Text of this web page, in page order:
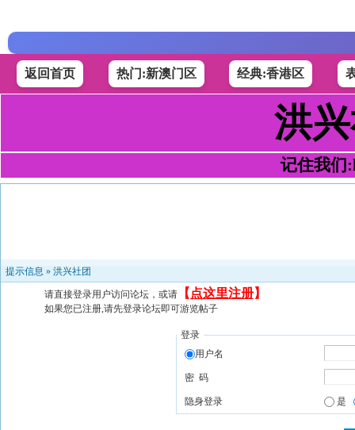
返回首页 热门:新澳门区 经典:香港区
洪
记住我们
提示信息 » 洪兴社团
请直接登录用户访问论坛，或请 【 点这里注册】
如果您已注册,请先登录论坛即可游览帖子
登录
用户名
密 码
隐身登录 是